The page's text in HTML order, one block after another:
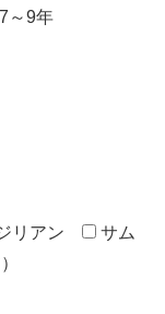
7～9年
リアン
サム